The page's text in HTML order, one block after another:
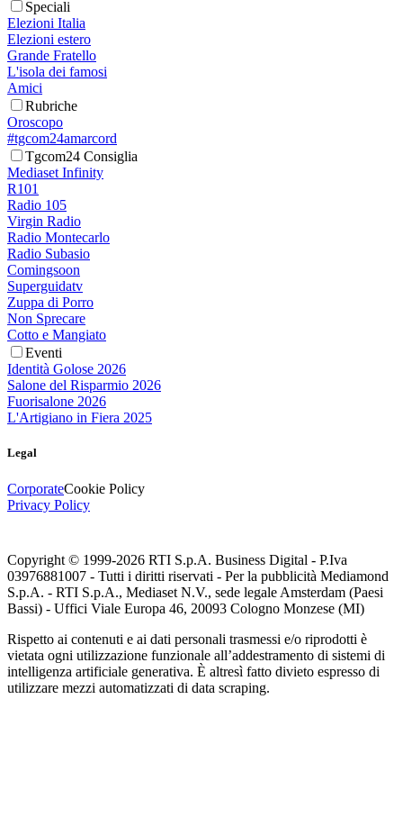
Speciali
Elezioni Italia
Elezioni estero
Grande Fratello
L'isola dei famosi
Amici
Rubriche
Oroscopo
#tgcom24amarcord
Tgcom24 Consiglia
Mediaset Infinity
R101
Radio 105
Virgin Radio
Radio Montecarlo
Radio Subasio
Comingsoon
Superguidatv
Zuppa di Porro
Non Sprecare
Cotto e Mangiato
Eventi
Identità Golose 2026
Salone del Risparmio 2026
Fuorisalone 2026
L'Artigiano in Fiera 2025
Legal
CorporateCookie Policy
Privacy Policy
Copyright © 1999-2026 RTI S.p.A. Business Digital - P.Iva
03976881007 - Tutti i diritti riservati - Per la pubblicità Mediamond
S.p.A. - RTI S.p.A., Mediaset N.V., sede legale Amsterdam (Paesi
Bassi) - Uffici Viale Europa 46, 20093 Cologno Monzese (MI)
Rispetto ai contenuti e ai dati personali trasmessi e/o riprodotti è
vietata ogni utilizzazione funzionale all’addestramento di sistemi di
intelligenza artificiale generativa. È altresì fatto divieto espresso di
utilizzare mezzi automatizzati di data scraping.